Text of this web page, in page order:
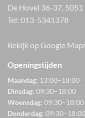
De Hovel 36-37, 5051
Tel: 013-5341378
Bekijk op Google
Openingstijden
Maandag: 13:00–18:00
Dinsdag: 09:30–18:00
Woensdag: 09:30–18:00
Donderdag: 09:30–18:00